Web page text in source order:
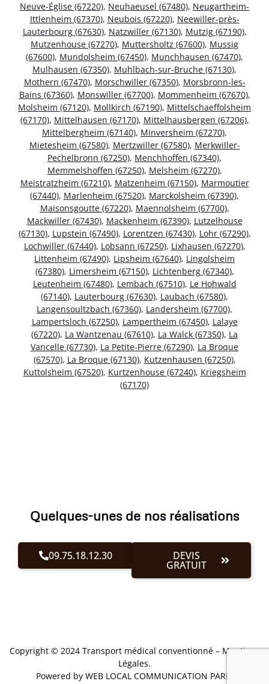
Neuve-Église (67220), Neuhaeusel (67480), Neugartheim-
Ittlenheim (67370), Neubois (67220), Neewiller-près-
Lauterbourg (67630), Natzwiller (67130), Mutzig (67190),
Mutzenhouse (67270), Muttersholtz (67600), Mussig
(67600), Mundolsheim (67450), Munchhausen (67470),
Mulhausen (67350), Muhlbach-sur-Bruche (67130),
Mothern (67470), Morschwiller (67350), Morsbronn-les-
Bains (67360), Monswiller (67700), Mommenheim (67670),
Molsheim (67120), Mollkirch (67190), Mittelschaeffolsheim
(67170), Mittelhausen (67170), Mittelhausbergen (67206),
Mittelbergheim (67140), Minversheim (67270),
Mietesheim (67580), Mertzwiller (67580), Merkwiller-
Pechelbronn (67250), Menchhoffen (67340),
Memmelshoffen (67250), Melsheim (67270),
Meistratzheim (67210), Matzenheim (67150), Marmoutier
(67440), Marlenheim (67520), Marckolsheim (67390),
Maisonsgoutte (67220), Maennolsheim (67700),
Mackwiller (67430), Mackenheim (67390), Lutzelhouse
(67130), Lupstein (67490), Lorentzen (67430), Lohr (67290),
Lochwiller (67440), Lobsann (67250), Lixhausen (67270),
Littenheim (67490), Lipsheim (67640), Lingolsheim
(67380), Limersheim (67150), Lichtenberg (67340),
Leutenheim (67480), Lembach (67510), Le Hohwald
(67140), Lauterbourg (67630), Laubach (67580),
Langensoultzbach (67360), Landersheim (67700),
Lampertsloch (67250), Lampertheim (67450), Lalaye
(67220), La Wantzenau (67610), La Walck (67350), La
Vancelle (67730), La Petite-Pierre (67290), La Broque
(67570), La Broque (67130), Kutzenhausen (67250),
Kuttolsheim (67520), Kurtzenhouse (67240), Kriegsheim
(67170)
Quelques-unes de nos réalisations
09.75.18.12.30 DEVIS
GRATUIT
Copyright © 2024 Transport médical conventionné – Mentions
Légales.
Powered by WEB LOCAL COMMUNICATION PARIS